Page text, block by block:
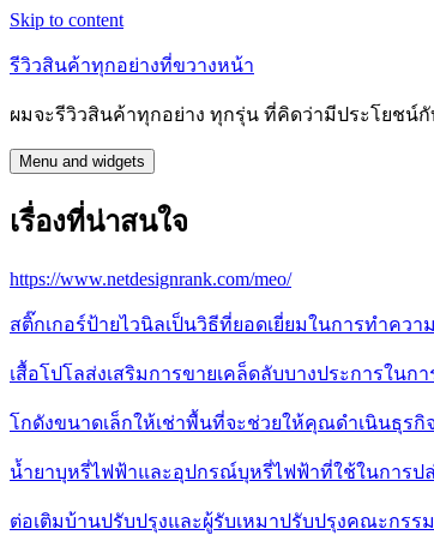
Skip to content
รีวิวสินค้าทุกอย่างที่ขวางหน้า
ผมจะรีวิวสินค้าทุกอย่าง ทุกรุ่น ที่คิดว่ามีประโยชน์
Menu and widgets
เรื่องที่น่าสนใจ
https://www.netdesignrank.com/meo/
สติ๊กเกอร์ป้ายไวนิลเป็นวิธีที่ยอดเยี่ยมในการทำควา
เสื้อโปโลส่งเสริมการขายเคล็ดลับบางประการในก
โกดังขนาดเล็กให้เช่าพื้นที่จะช่วยให้คุณดำเนินธุรกิ
น้ำยาบุหรี่ไฟฟ้าและอุปกรณ์บุหรี่ไฟฟ้าที่ใช้ในการป
ต่อเติมบ้านปรับปรุงและผู้รับเหมาปรับปรุงคณะกร